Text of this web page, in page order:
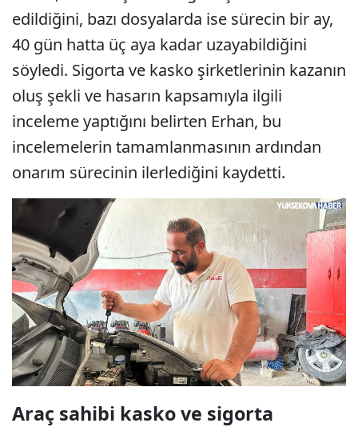
edildiğini, bazı dosyalarda ise sürecin bir ay,
40 gün hatta üç aya kadar uzayabildiğini
söyledi. Sigorta ve kasko şirketlerinin kazanın
oluş şekli ve hasarın kapsamıyla ilgili
inceleme yaptığını belirten Erhan, bu
incelemelerin tamamlanmasının ardından
onarım sürecinin ilerlediğini kaydetti.
Araç sahibi kasko ve sigorta